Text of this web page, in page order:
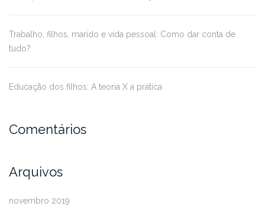
Trabalho, filhos, marido e vida pessoal: Como dar conta de
tudo?
Educação dos filhos: A teoria X a prática
Comentários
Arquivos
novembro 2019